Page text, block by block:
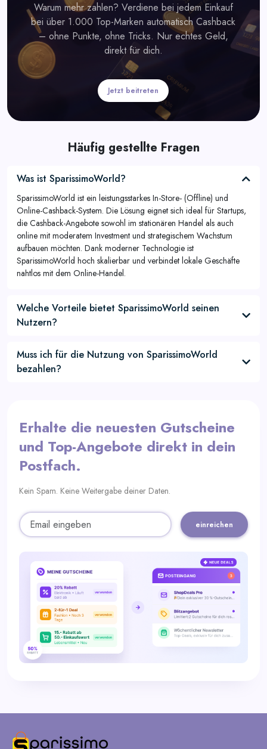
Warum mehr zahlen? Verdiene bei jedem Einkauf
bei über 1.000 Top-Marken automatisch Cashback
– ohne Punkte, ohne Tricks. Nur echtes Geld,
direkt für dich.
Jetzt beitreten
Häufig gestellte Fragen
Was ist SparissimoWorld?
SparissimoWorld ist ein leistungsstarkes In-Store- (Offline) und
Online-Cashback-System. Die Lösung eignet sich ideal für Startups,
die Cashback-Angebote sowohl im stationären Handel als auch
online mit moderatem Investment und strategischem Wachstum
aufbauen möchten. Dank moderner Technologie ist
SparissimoWorld hoch skalierbar und verbindet lokale Geschäfte
nahtlos mit dem Online-Handel.
Welche Vorteile bietet SparissimoWorld seinen
Nutzern?
Muss ich für die Nutzung von SparissimoWorld
bezahlen?
Erhalte die neuesten Gutscheine
und Top-Angebote direkt in dein
Postfach.
Kein Spam. Keine Weitergabe deiner Daten.
einreichen